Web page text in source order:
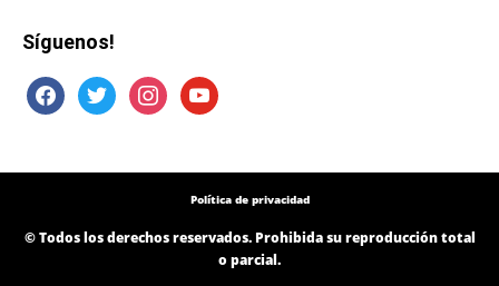
Síguenos!
facebooktwitter instagramyoutube
Política de privacidad
© Todos los derechos reservados. Prohibida su reproducción total
o parcial.